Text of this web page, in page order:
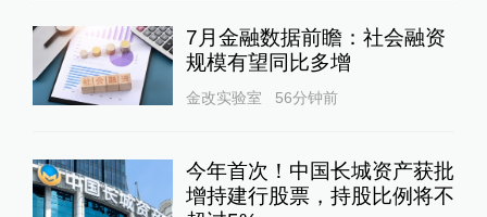
7月金融数据前瞻：社会融资
规模有望同比多增
金改实验室 56分钟前
今年首次！中国长城资产获批
增持建行股票，持股比例将不